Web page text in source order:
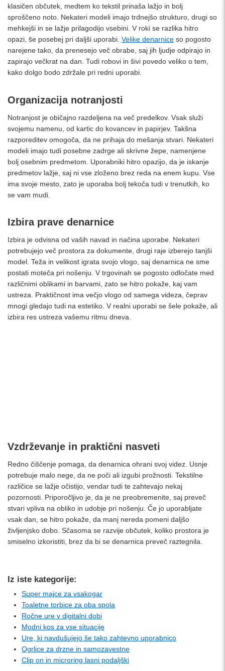
klasičen občutek, medtem ko tekstil prinaša lažjo in bolj
sproščeno noto. Nekateri modeli imajo trdnejšo strukturo, drugi so
mehkejši in se lažje prilagodijo vsebini. V roki se razlika hitro
opazi, še posebej pri daljši uporabi. Velike denarnice so pogosto
narejene tako, da prenesejo več obrabe, saj jih ljudje odpirajo in
zapirajo večkrat na dan. Tudi robovi in šivi povedo veliko o tem,
kako dolgo bodo zdržale pri redni uporabi.
Organizacija notranjosti
Notranjost je običajno razdeljena na več predelkov. Vsak služi
svojemu namenu, od kartic do kovancev in papirjev. Takšna
razporeditev omogoča, da ne prihaja do mešanja stvari. Nekateri
modeli imajo tudi posebne zadrge ali skrivne žepe, namenjene
bolj osebnim predmetom. Uporabniki hitro opazijo, da je iskanje
predmetov lažje, saj ni vse zloženo brez reda na enem kupu. Vse
ima svoje mesto, zato je uporaba bolj tekoča tudi v trenutkih, ko
se vam mudi.
Izbira prave denarnice
Izbira je odvisna od vaših navad in načina uporabe. Nekateri
potrebujejo več prostora za dokumente, drugi raje izberejo tanjši
model. Teža in velikost igrata svojo vlogo, saj denarnica ne sme
postati moteča pri nošenju. V trgovinah se pogosto odločate med
različnimi oblikami in barvami, zato se hitro pokaže, kaj vam
ustreza. Praktičnost ima večjo vlogo od samega videza, čeprav
mnogi gledajo tudi na estetiko. V realni uporabi se šele pokaže, ali
izbira res ustreza vašemu ritmu dneva.
Vzdrževanje in praktični nasveti
Redno čiščenje pomaga, da denarnica ohrani svoj videz. Usnje
potrebuje malo nege, da ne poči ali izgubi prožnosti. Tekstilne
različice se lažje očistijo, vendar tudi te zahtevajo nekaj
pozornosti. Priporočljivo je, da je ne preobremenite, saj preveč
stvari vpliva na obliko in udobje pri nošenju. Če jo uporabljate
vsak dan, se hitro pokaže, da manj nereda pomeni daljšo
življenjsko dobo. Sčasoma se razvije občutek, koliko prostora je
smiselno izkoristiti, brez da bi se denarnica preveč raztegnila.
Iz iste kategorije:
Super majce za vsakogar
Toaletne torbice za oba spola
Ročne ure v digitalni dobi
Modni kos za vse situacije
Ure, ki navdušujejo še tako zahtevno uporabnico
Ogrlice za drzne in samozavestne
Clip on in microring lasni podaljški